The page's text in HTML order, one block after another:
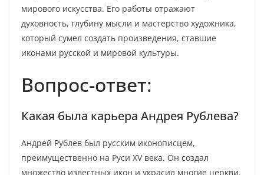
мирового искусства. Его работы отражают
духовность, глубину мысли и мастерство художника,
который сумел создать произведения, ставшие
иконами русской и мировой культуры.
Вопрос-ответ:
Какая была карьера Андрея Рублева?
Андрей Рублев был русским иконописцем,
преимущественно на Руси XV века. Он создал
множество известных икон и украсил многие церкви.